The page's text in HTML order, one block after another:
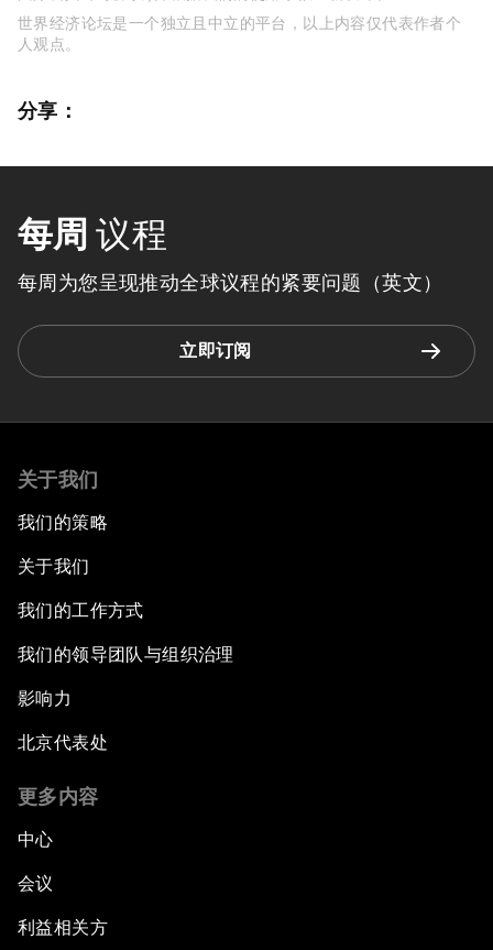
世界经济论坛是一个独立且中立的平台，以上内容仅代表作者个
人观点。
分享：
每周 议程
每周为您呈现推动全球议程的紧要问题（英文）
立即订阅
关于我们
我们的策略
关于我们
我们的工作方式
我们的领导团队与组织治理
影响力
北京代表处
更多内容
中心
会议
利益相关方